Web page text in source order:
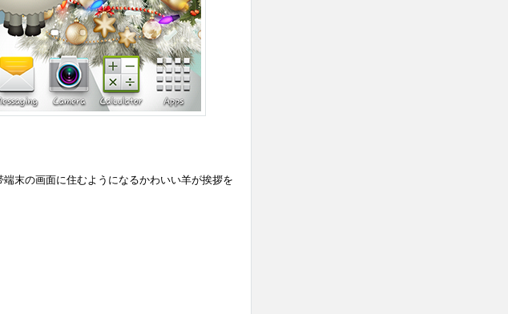
末の画面に住むようになるかわいい羊が挨拶を